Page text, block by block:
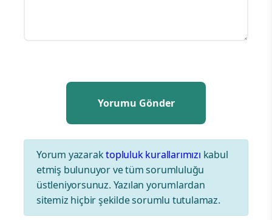
Yorum yazaraktopluluk kurallarımızı kabul
etmiş bulunuyor ve tüm sorumluluğu
üstleniyorsunuz. Yazılan yorumlardan
sitemiz hiçbir şekilde sorumlu tutulamaz.